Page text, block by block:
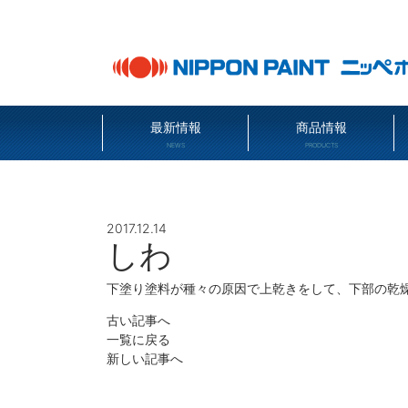
最新情報
NEWS
商品情報
PRODUCTS
2017.12.14
しわ
下塗り塗料が種々の原因で上乾きをして、下部の
古い記事へ
一覧に戻る
新しい記事へ